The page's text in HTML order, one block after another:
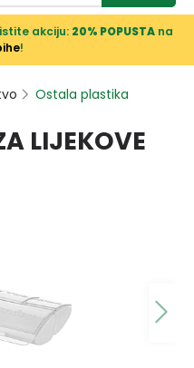
akciju: 20% POPUSTAna
!
Ostala plastika
LIJEKOVE